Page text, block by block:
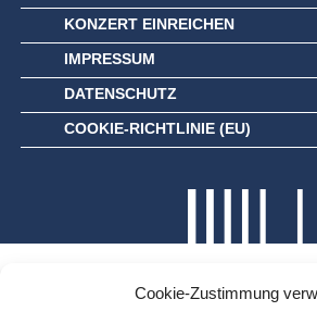
Cookie-Zustimmung
KONZERT EINREICHEN
IMPRESSUM
DATENSCHUTZ
COOKIE-RICHTLINIE (EU)